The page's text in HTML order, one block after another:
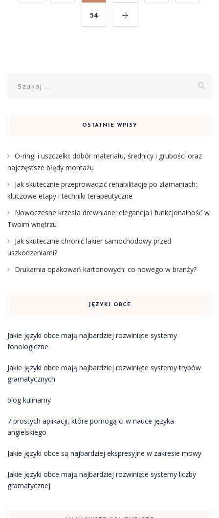
54
OSTATNIE WPISY
O-ringi i uszczelki: dobór materiału, średnicy i grubości oraz
najczęstsze błędy montażu
Jak skutecznie przeprowadzić rehabilitację po złamaniach:
kluczowe etapy i techniki terapeutyczne
Nowoczesne krzesła drewniane: elegancja i funkcjonalność w
Twoim wnętrzu
Jak skutecznie chronić lakier samochodowy przed
uszkodzeniami?
Drukarnia opakowań kartonowych: co nowego w branży?
JĘZYKI OBCE
Jakie języki obce mają najbardziej rozwinięte systemy
fonologiczne
Jakie języki obce mają najbardziej rozwinięte systemy trybów
gramatycznych
blog kulinarny
7 prostych aplikacji, które pomogą ci w nauce języka
angielskiego
Jakie języki obce są najbardziej ekspresyjne w zakresie mowy
Jakie języki obce mają najbardziej rozwinięte systemy liczby
gramatycznej